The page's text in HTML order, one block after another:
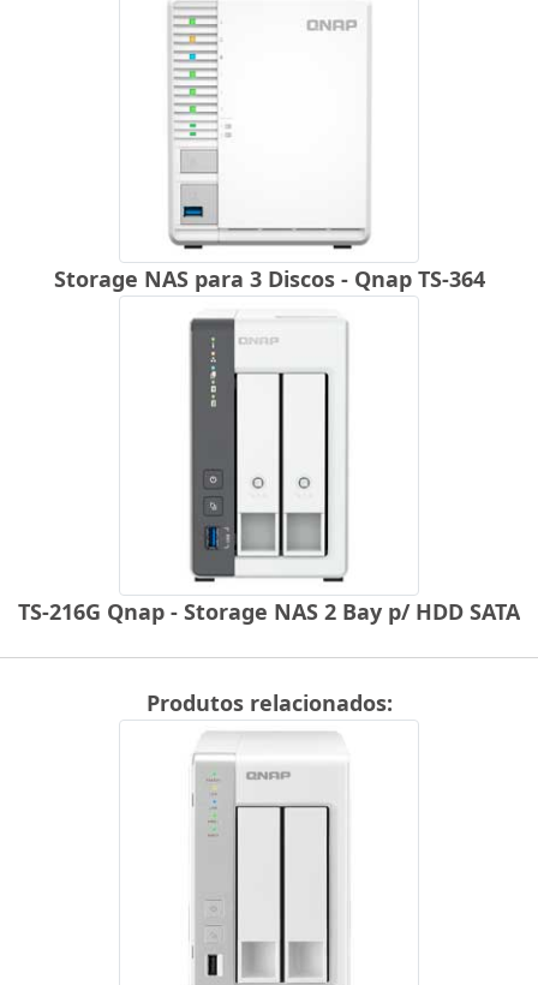
Storage NAS para 3 Discos - Qnap TS-364
TS-216G Qnap - Storage NAS 2 Bay p/ HDD SATA
Produtos relacionados: